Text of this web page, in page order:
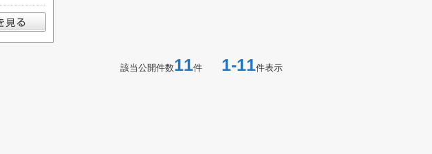
該当公開件数11件 1-11件表示